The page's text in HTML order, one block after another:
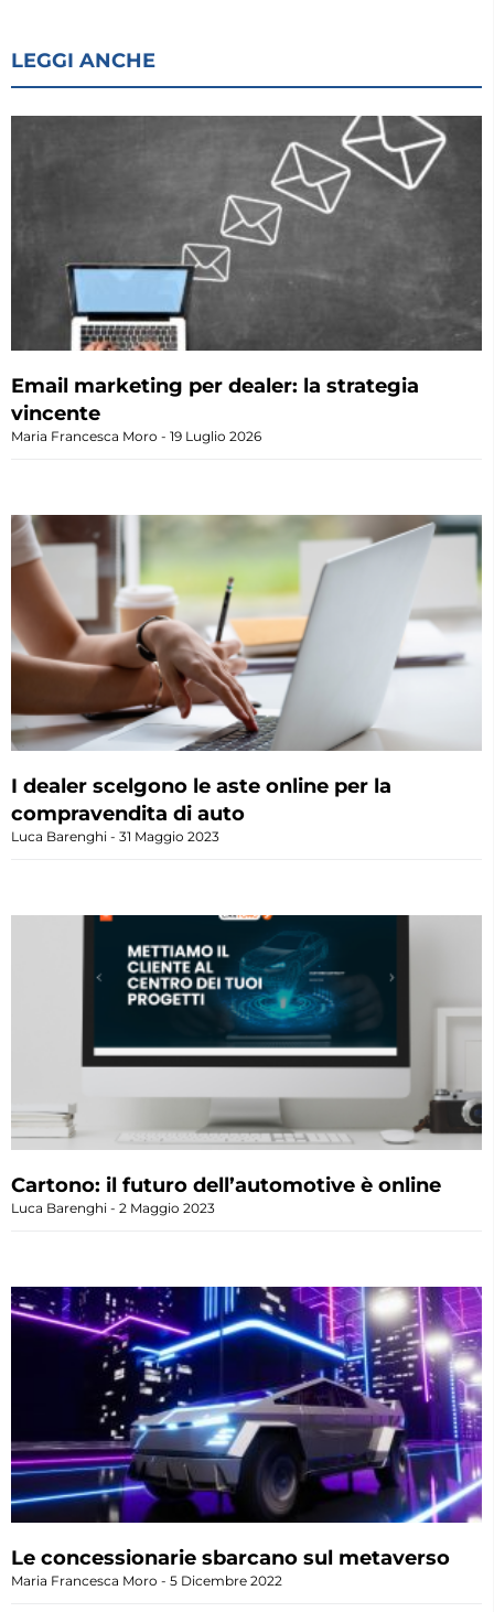
LEGGI ANCHE
Email marketing per dealer: la strategia
vincente
Maria Francesca Moro 19 Luglio 2026
I dealer scelgono le aste online per la
compravendita di auto
Luca Barenghi 31 Maggio 2023
Cartono: il futuro dell’automotive è online
Luca Barenghi 2 Maggio 2023
Le concessionarie sbarcano sul metaverso
Maria Francesca Moro 5 Dicembre 2022